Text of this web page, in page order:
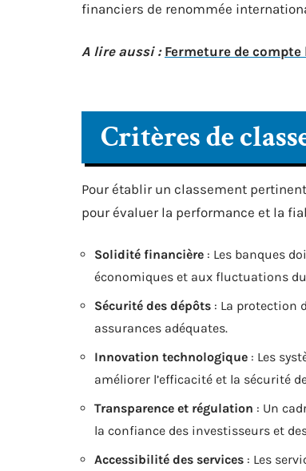
financiers de renommée
A lire aussi : Fermeture de
Critères de
Pour établir un classement
pour évaluer la performance et la
Solidité financière : Les banques
économiques et aux fluctuations
Sécurité des dépôts : La protection
assurances adéquates.
Innovation technologique : Les
améliorer l’efficacité et la sécurité
Transparence et régulation : Un
la confiance des investisseurs et
Accessibilité des services : Les